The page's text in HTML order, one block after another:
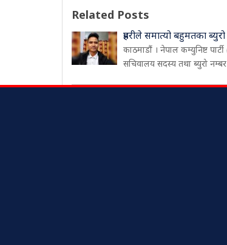
Related Posts
प्रहरीले समात्यो बहुमतका
काठमाडौं । नेपाल कम्युनिष्ट
सचिवालय सदस्य तथा ब्युरो